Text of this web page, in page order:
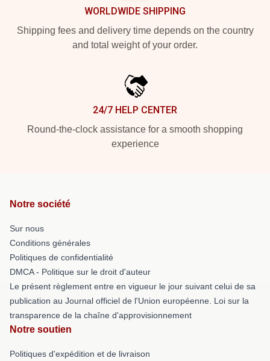
WORLDWIDE SHIPPING
Shipping fees and delivery time depends on the country
and total weight of your order.
24/7 HELP CENTER
Round-the-clock assistance for a smooth shopping
experience
Notre société
Sur nous
Conditions générales
Politiques de confidentialité
DMCA - Politique sur le droit d'auteur
Le présent règlement entre en vigueur le jour suivant celui de sa
publication au Journal officiel de l'Union européenne. Loi sur la
transparence de la chaîne d'approvisionnement
Notre soutien
Politiques d'expédition et de livraison